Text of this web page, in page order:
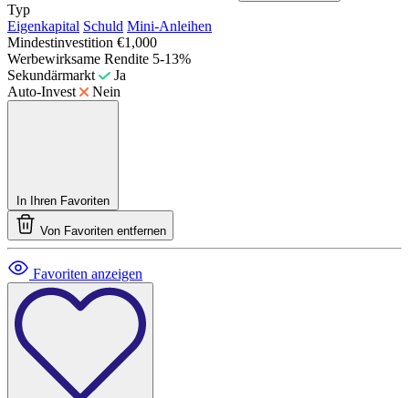
Typ
Eigenkapital Schuld Mini-Anleihen
Mindestinvestition €1,000
Werbewirksame Rendite 5-13%
Sekundärmarkt
Ja
Auto-Invest
Nein
In Ihren Favoriten
Von Favoriten entfernen
Favoriten anzeigen